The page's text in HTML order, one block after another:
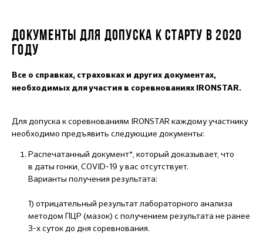
ДОКУМЕНТЫ ДЛЯ ДОПУСКА К СТАРТУ В 2020
ГОДУ
Все о справках, страховках и других документах,
необходимых для участия в соревнованиях IRONSTAR.
Для допуска к соревнованиям IRONSTAR каждому участнику
необходимо предъявить следующие документы:
Распечатанный документ*, который доказывает, что
в даты гонки, COVID-19 у вас отсутствует.
Варианты получения результата:
1) отрицательный результат лабораторного анализа
методом ПЦР (мазок) с получением результата не ранее
3-х суток до дня соревнования.